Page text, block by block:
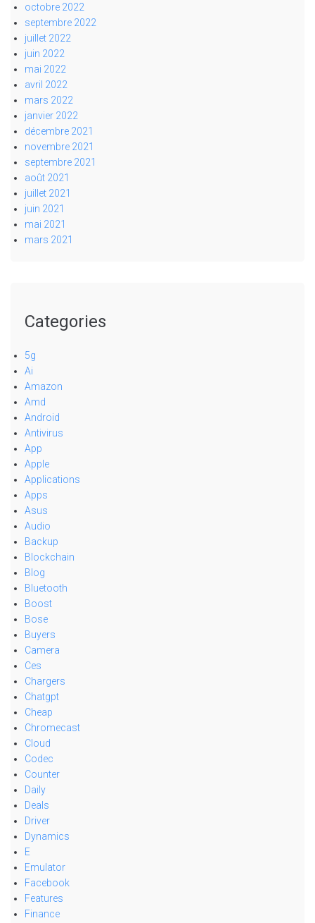
octobre 2022
septembre 2022
juillet 2022
juin 2022
mai 2022
avril 2022
mars 2022
janvier 2022
décembre 2021
novembre 2021
septembre 2021
août 2021
juillet 2021
juin 2021
mai 2021
mars 2021
Categories
5g
Ai
Amazon
Amd
Android
Antivirus
App
Apple
Applications
Apps
Asus
Audio
Backup
Blockchain
Blog
Bluetooth
Boost
Bose
Buyers
Camera
Ces
Chargers
Chatgpt
Cheap
Chromecast
Cloud
Codec
Counter
Daily
Deals
Driver
Dynamics
E
Emulator
Facebook
Features
Finance